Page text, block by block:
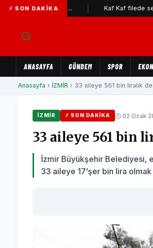
⚡ SON DAKIKA
büyük ilgi... Kaf Kaf filede sezonu açtı
ANASAYFA GÜNDEM SPOR
Anasayfa › İZMİR › 33 aileye 561 bin liralık
İZMİR ⚡ SON DAKIKA 🕐 02 Ocak
33 aileye 561 bin
İzmir Büyükşehir Belediyesi,
33 aileye 17’şer bin lira